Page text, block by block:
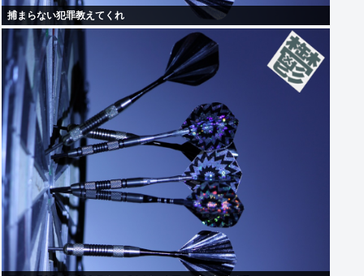
捕まらない犯罪教えてくれ